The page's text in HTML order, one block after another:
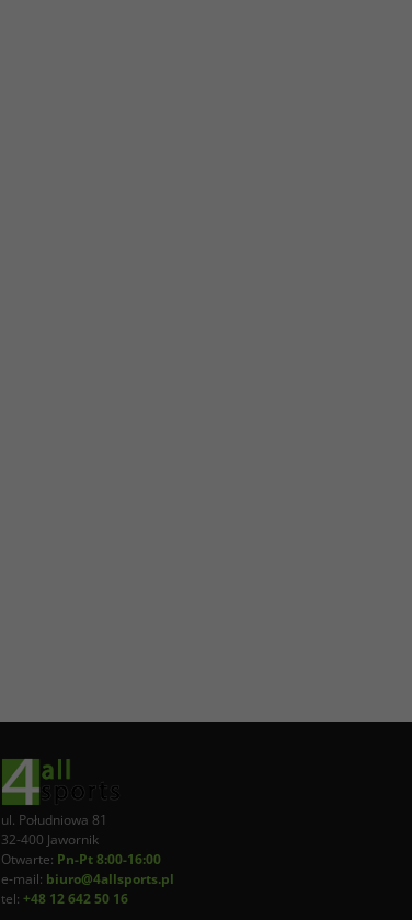
ul. Południowa 81
32-400 Jawornik
Otwarte: Pn-Pt 8:00-16:00
e-mail: biuro@4allsports.pl
tel: +48 12 642 50 16